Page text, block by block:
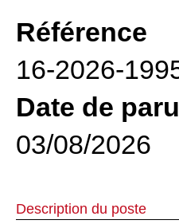
Référence
16-2026-
Date de
03/08/2026
Description du poste